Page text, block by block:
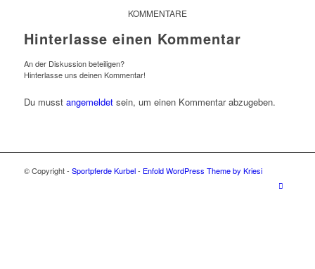
KOMMENTARE
Hinterlasse einen Kommentar
An der Diskussion beteiligen?
Hinterlasse uns deinen Kommentar!
Du musst angemeldetsein, um einen Kommentar abzugeben.
© Copyright - Sportpferde Kurbel- Enfold WordPress Theme by Kriesi